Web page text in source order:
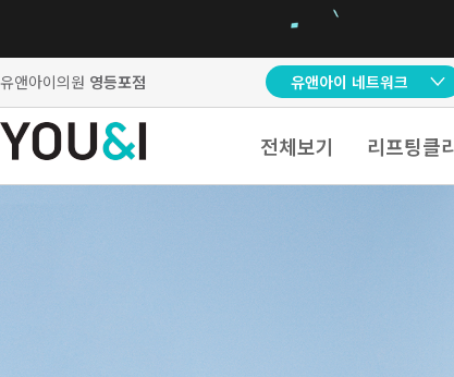
유앤아이의원 영등포점 유앤아이 네트워크
전체보기 리프팅클